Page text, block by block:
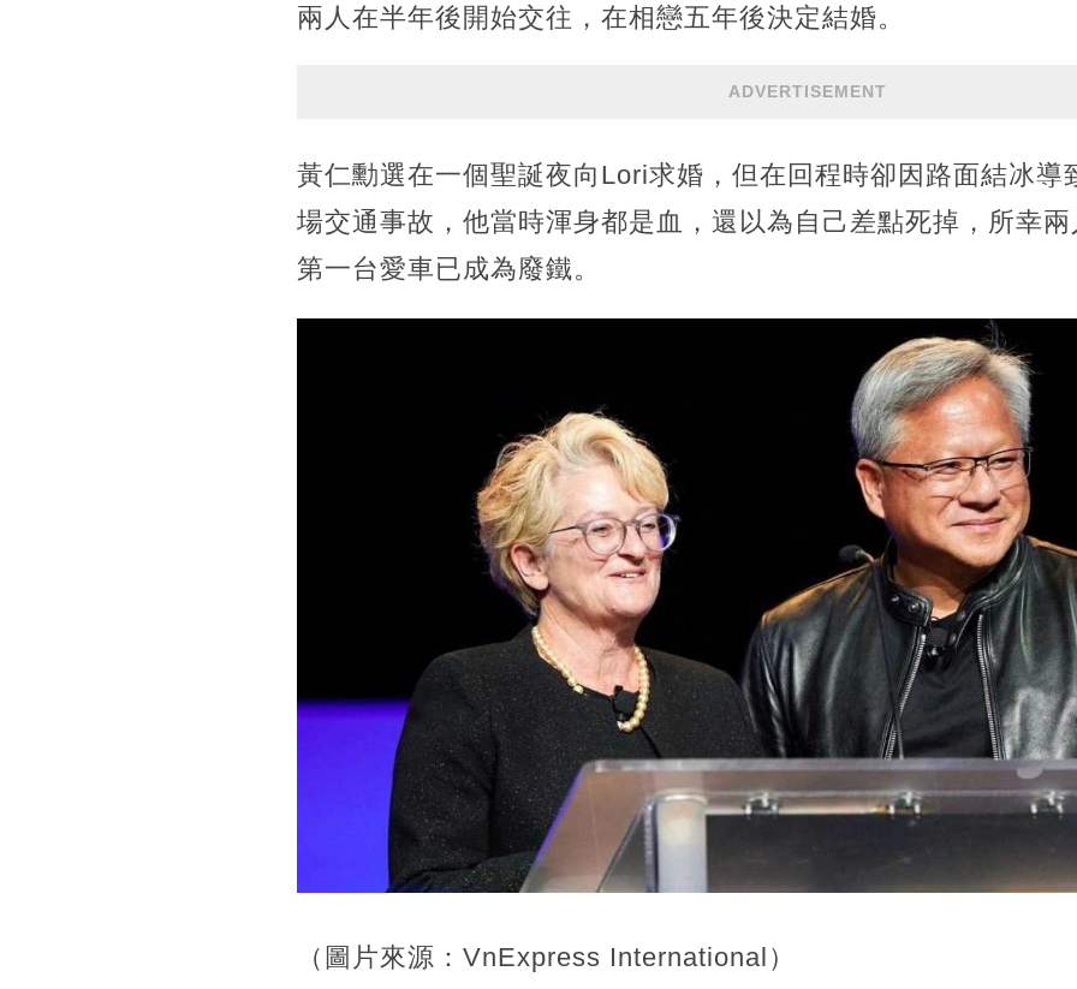
兩人在半年後開始交往，在相戀五年後決定結婚。
ADVERTISEMENT
黃仁勳選在一個聖誕夜向Lori求婚，但在回程時卻因路面結冰導
場交通事故，他當時渾身都是血，還以為自己差點死掉，所幸
第一台愛車已成為廢鐵。
（圖片來源：VnExpress International）